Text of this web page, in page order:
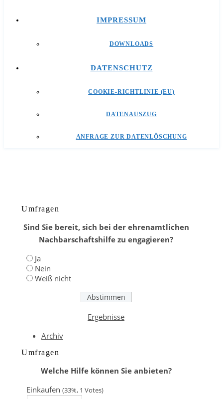
IMPRESSUM
DOWNLOADS
DATENSCHUTZ
COOKIE-RICHTLINIE (EU)
DATENAUSZUG
ANFRAGE ZUR DATENLÖSCHUNG
Umfragen
Sind Sie bereit, sich bei der ehrenamtlichen
Nachbarschaftshilfe zu engagieren?
Ja
Nein
Weiß nicht
Ergebnisse
Archiv
Umfragen
Welche Hilfe können Sie anbieten?
Einkaufen (33%, 1 Votes)